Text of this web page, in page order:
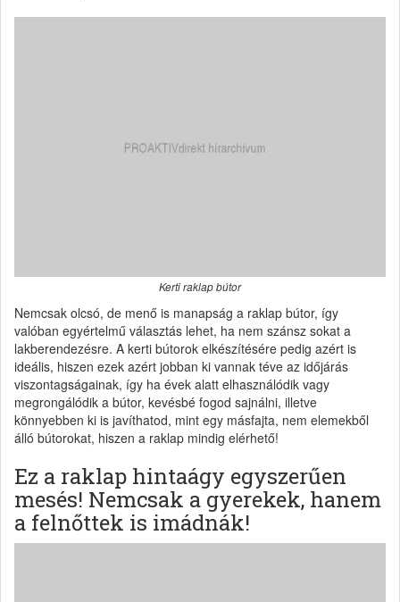
Kerti raklap bútor
Nemcsak olcsó, de menő is manapság a raklap bútor, így
valóban egyértelmű választás lehet, ha nem szánsz sokat a
lakberendezésre. A kerti bútorok elkészítésére pedig azért is
ideális, hiszen ezek azért jobban ki vannak téve az időjárás
viszontagságainak, így ha évek alatt elhasználódik vagy
megrongálódik a bútor, kevésbé fogod sajnálni, illetve
könnyebben ki is javíthatod, mint egy másfajta, nem elemekből
álló bútorokat, hiszen a raklap mindig elérhető!
Ez a raklap hintaágy egyszerűen
mesés! Nemcsak a gyerekek, hanem
a felnőttek is imádnák!